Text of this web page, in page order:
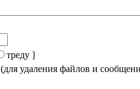
треду ]
(для удаления файлов и